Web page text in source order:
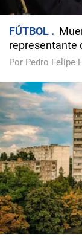
FÚTBOL
representante
Por Pedro Felipe